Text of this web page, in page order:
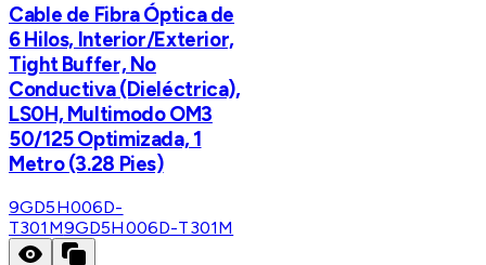
Cable de Fibra Óptica de
6 Hilos, Interior/Exterior,
Tight Buffer, No
Conductiva (Dieléctrica),
LS0H, Multimodo OM3
50/125 Optimizada, 1
Metro (3.28 Pies)
9GD5H006D-
T301M9GD5H006D-T301M